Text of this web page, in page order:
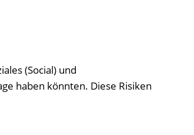
(Social) und
haben könnten. Diese Risiken